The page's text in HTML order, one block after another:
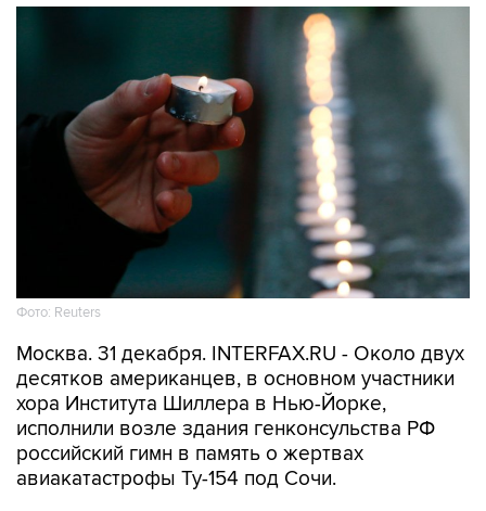
Фото: Reuters
Москва. 31 декабря. INTERFAX.RU - Около двух
десятков американцев, в основном участники
хора Института Шиллера в Нью-Йорке,
исполнили возле здания генконсульства РФ
российский гимн в память о жертвах
авиакатастрофы Ту-154 под Сочи.